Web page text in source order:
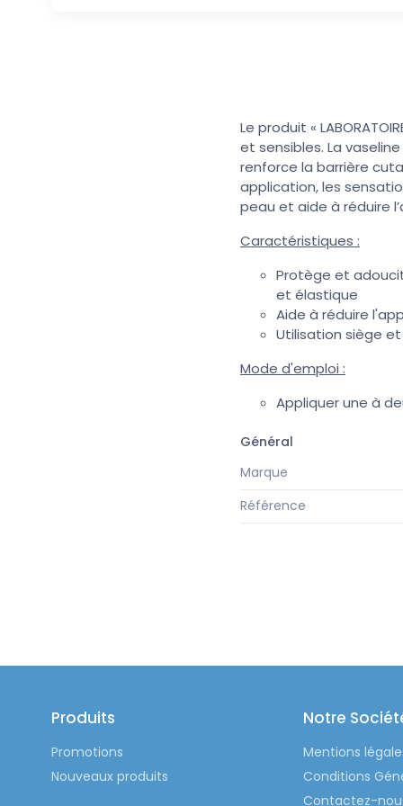
Le produit «
et sensibles. La
renforce la barrière
application, les
peau et aide à réduire
Caractéristiques :
Protège et
et élastique
Aide à réduire
Utilisation siège
Mode d'emploi :
Appliquer une à
Général
Marque
Référence
Produits
Promotions
Nouveaux produits
Notre
Mentions
Conditions
Contactez-